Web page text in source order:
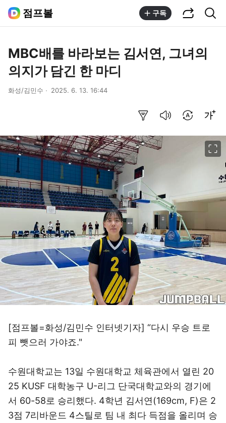
점프볼 구독
MBC배를 바라보는 김서연, 그녀의
의지가 담긴 한 마디
화성/김민수 2025. 6. 13. 16:44
[점프볼=화성/김민수 인터넷기자] “다시 우승 트로
피 뺏으러 가야죠."
수원대학교는 13일 수원대학교 체육관에서 열린 20
25 KUSF 대학농구 U-리그 단국대학교와의 경기에
서 60-58로 승리했다. 4학년 김서연(169cm, F)은 2
3점 7리바운드 4스틸로 팀 내 최다 득점을 올리며 승